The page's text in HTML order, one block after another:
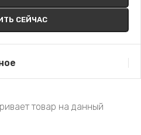
СЕЙЧАС
товар на данный